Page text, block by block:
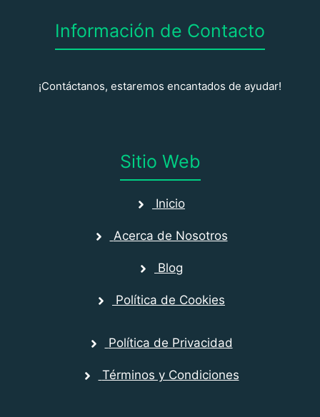
Información de Contacto
¡Contáctanos, estaremos encantados de ayudar!
Sitio Web
Inicio
Acerca de Nosotros
Blog
Política de Cookies
Política de Privacidad
Términos y Condiciones